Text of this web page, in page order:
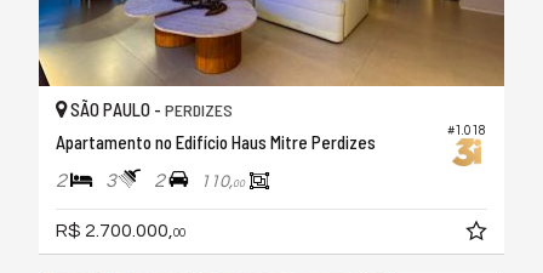
#1.018
SÃO PAULO - PERDIZES
Apartamento no Edifício Haus Mitre Perdizes
2 3 2 110,00
R$ 2.700.000, 00